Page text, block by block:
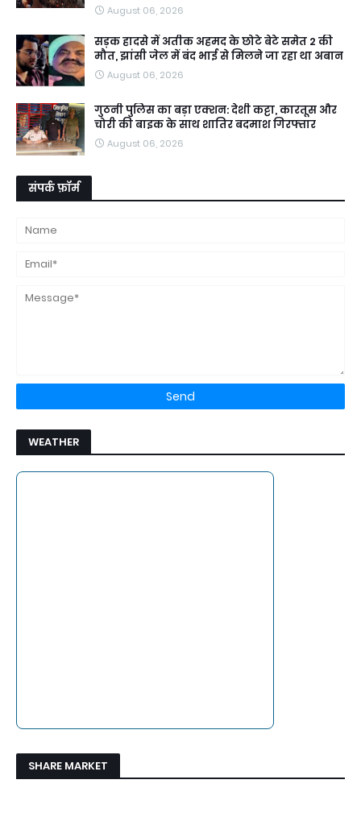
August 06, 2026
सड़क हादसे में अतीक अहमद के छोटे बेटे समेत 2 की
मौत, झांसी जेल में बंद भाई से मिलने जा रहा था अबान
August 06, 2026
गुठनी पुलिस का बड़ा एक्शन: देशी कट्टा, कारतूस और
चोरी की बाइक के साथ शातिर बदमाश गिरफ्तार
August 06, 2026
संपर्क फ़ॉर्म
WEATHER
SHARE MARKET